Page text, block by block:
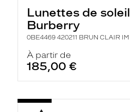
Lunettes de soleil
Burberry
0BE4469 420211 BRUN CLAIR IM
À partir de
185,00 €